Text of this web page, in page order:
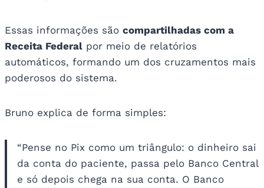
Essas informações são compartilhadas com a
Receita Federal por meio de relatórios
automáticos, formando um dos cruzamentos mais
poderosos do sistema.
Bruno explica de forma simples:
“Pense no Pix como um triângulo: o dinheiro sai
da conta do paciente, passa pelo Banco Central
e só depois chega na sua conta. O Banco